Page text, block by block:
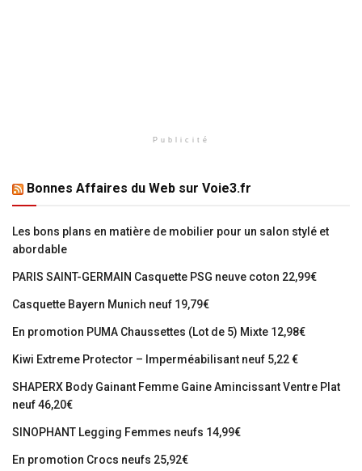
Publicité
Bonnes Affaires du Web sur Voie3.fr
Les bons plans en matière de mobilier pour un salon stylé et
abordable
PARIS SAINT-GERMAIN Casquette PSG neuve coton 22,99€
Casquette Bayern Munich neuf 19,79€
En promotion PUMA Chaussettes (Lot de 5) Mixte 12,98€
Kiwi Extreme Protector – Imperméabilisant neuf 5,22 €
SHAPERX Body Gainant Femme Gaine Amincissant Ventre Plat
neuf 46,20€
SINOPHANT Legging Femmes neufs 14,99€
En promotion Crocs neufs 25,92€